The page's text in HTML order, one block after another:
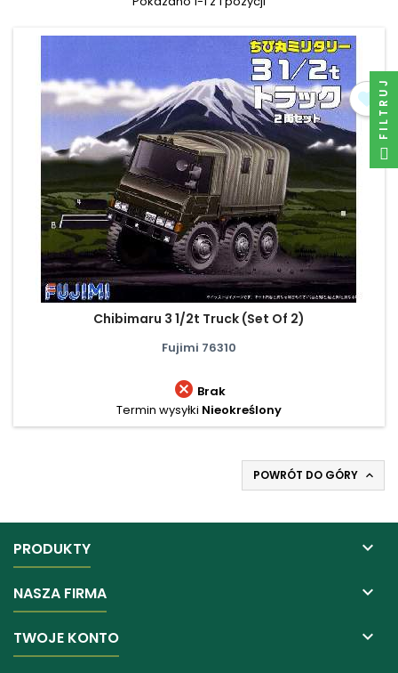
Chibimaru 3 1/2t Truck (Set Of 2)
Fujimi 76310
 Brak
Termin wysyłki Nieokreślony
POWRÓT DO GÓRY 
PRODUKTY 
NASZA FIRMA 
TWOJE KONTO 
FILTRUJ